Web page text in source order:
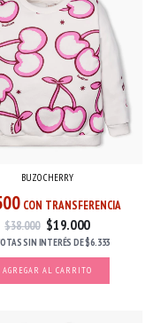
BUZO CHERRY
CON TRANSFERENCIA
$38.000 $19.000
SIN INTERÉS DE$6.333
AGREGAR AL CARRITO